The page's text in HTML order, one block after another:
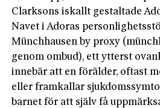
Clarksons iskallt gestaltade
Navet i Adoras
Münchhausen by proxy
genom ombud), ett ytterst
innebär att en förälder, oftast
eller framkallar
barnet för att själv få